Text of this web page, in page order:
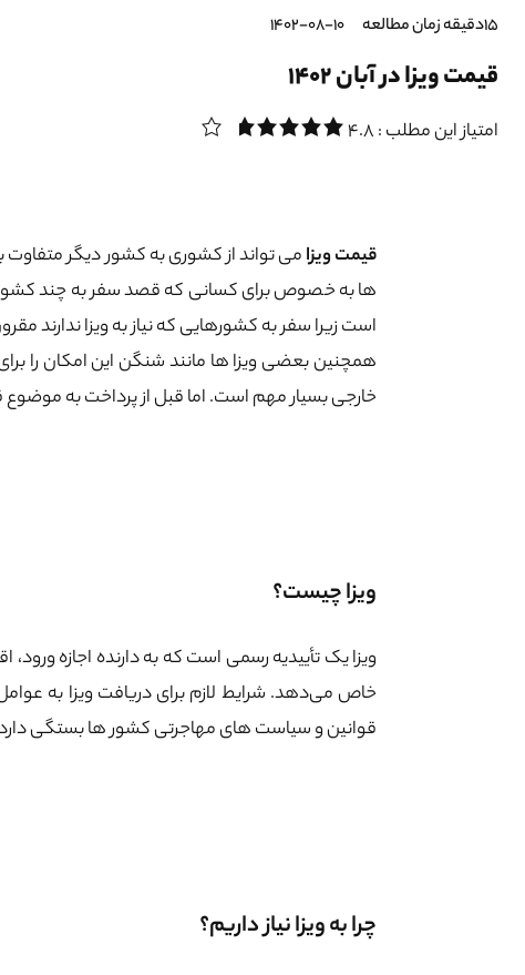
15دقیقه زمان مطالعه 1402-08-10
قیمت ویزا در آبان 1402
امتیاز این مطلب : 4.8
قیمت ویزامی تواند از کشوری به کشور دیگر متفاوت
ها به خصوص برای کسانی که قصد سفر به چند کشور
است زیرا سفر به کشورهایی که نیاز به ویزا ندارند
همچنین بعضی ویزا ها مانند شنگن این امکان را
خارجی بسیار مهم است. اما قبل از پرداخت به موضوع
ویزا چیست؟
ویزا یک تأییدیه رسمی است که به دارنده اجازه
خاص می‌دهد. شرایط لازم برای دریافت ویزا به
قوانین و سیاست های مهاجرتی کشور ها بستگی
چرا به ویزا نیاز داریم؟